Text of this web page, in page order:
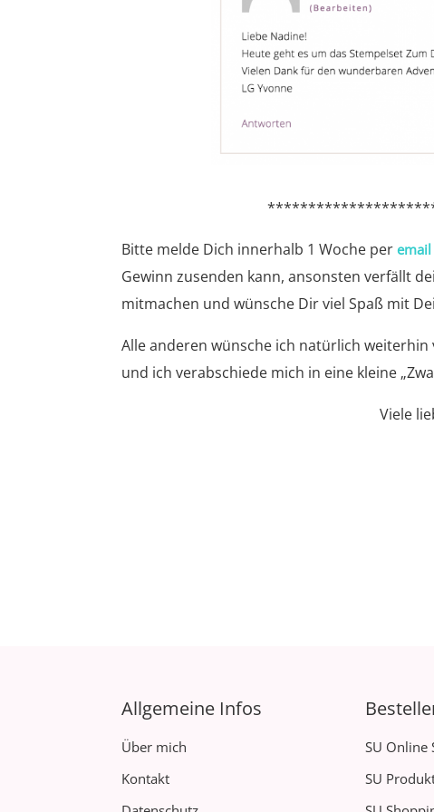
Bitte melde Dich innerhalb 1 Woche peremail
Gewinn zusenden kann, ansonsten verfällt
mitmachen und wünsche Dir viel Spaß mit
Alle anderen wünsche ich natürlich
und ich verabschiede mich in eine kleine
Viele
Allgemeine Infos
Über mich
Kontakt
SU Online
SU